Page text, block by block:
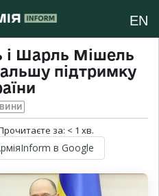
EN
Шарль Мішель
підтримку
за: < 1 хв.
в Google